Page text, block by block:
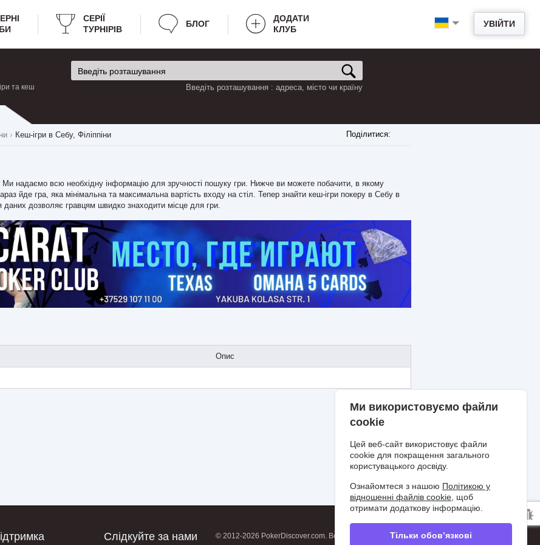
УВІЙТИ
CЕРІЇ
ТУРНІРІВ
БЛОГ
ДОДАТИ
КЛУБ
та кеш Введіть розташування : адреса, місто чи країну
Поділитися:
Кеш-ігри в Себу, Філіппіни
Ми надаємо всю необхідну інформацію для зручності пошуку гри. Нижче ви можете побачити, в якому
йде гра, яка мінімальна та максимальна вартість входу на стіл. Тепер знайти кеш-ігри покеру в Себу в
даних дозволяє гравцям швидко знаходити місце для гри.
Опис
Слідкуйте за нами © 2012-2026 PokerDiscover.com. Всі права захищені.
Ми використовуємо файли
cookie
Цей веб-сайт використовує файли
cookie для покращення загального
користувацького досвіду.
Ознайомтеся з нашою Політикою у
відношенні файлів cookie, щоб
отримати додаткову інформацію.
Тільки обов’язкові